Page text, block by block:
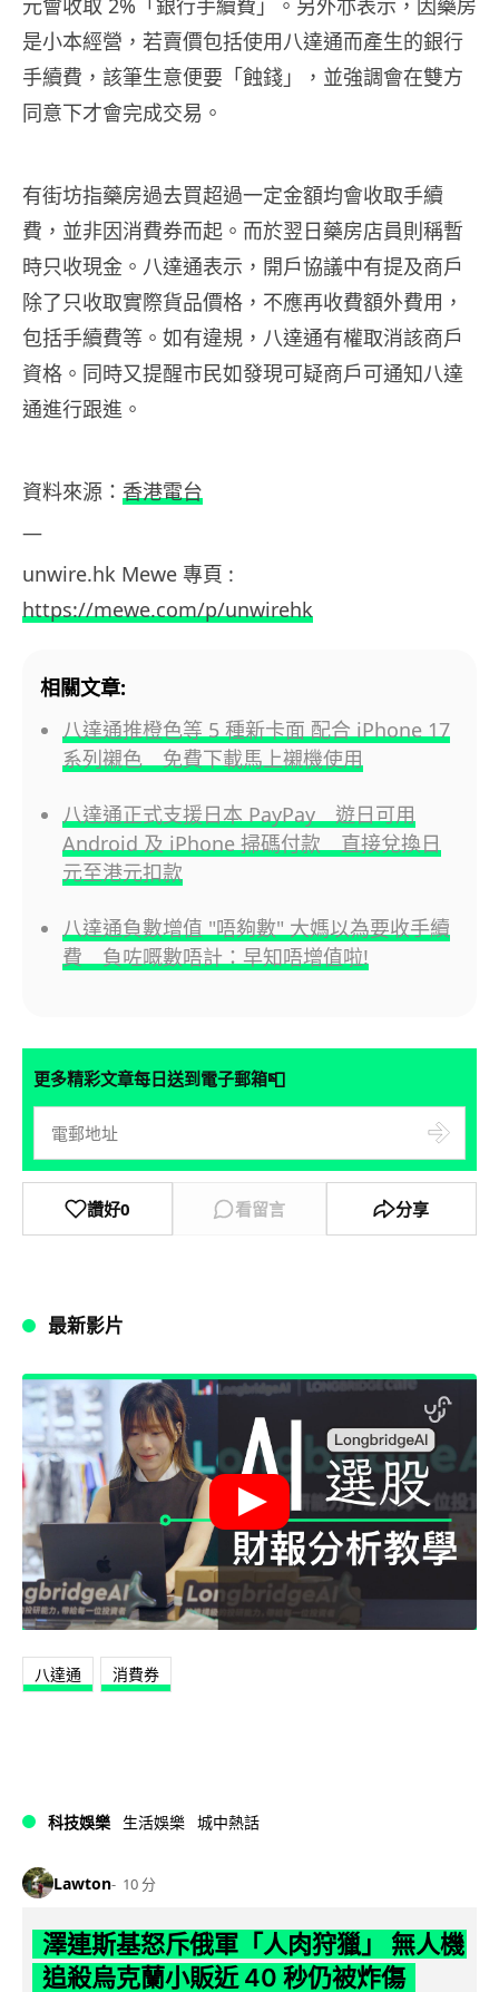
元會收取 2%「銀行手續費」。另外亦表示，因藥房
是小本經營，若賣價包括使用八達通而產生的銀行
手續費，該筆生意便要「蝕錢」，並強調會在雙方
同意下才會完成交易。
有街坊指藥房過去買超過一定金額均會收取手續
費，並非因消費券而起。而於翌日藥房店員則稱暫
時只收現金。八達通表示，開戶協議中有提及商戶
除了只收取實際貨品價格，不應再收費額外費用，
包括手續費等。如有違規，八達通有權取消該商戶
資格。同時又提醒市民如發現可疑商戶可通知八達
通進行跟進。
資料來源： 香港電台
—
unwire.hk Mewe 專頁 :
https://mewe.com/p/unwirehk
相關文章:
八達通推橙色等 5 種新卡面 配合 iPhone 17
系列襯色 免費下載馬上襯機使用
八達通正式支援日本 PayPay 遊日可用
Android 及 iPhone 掃碼付款 直接兌換日
元至港元扣款
八達通負數增值 "唔夠數" 大媽以為要收手續
費 負咗嘅數唔計：早知唔增值啦!
更多精彩文章每日送到電子郵箱📮
讚好0 看留言 分享
最新影片
八達通 消費券
科技娛樂 生活娛樂 城中熱話
Lawton 10 分
澤連斯基怒斥俄軍「人肉狩獵」 無人機
追殺烏克蘭小販近 40 秒仍被炸傷